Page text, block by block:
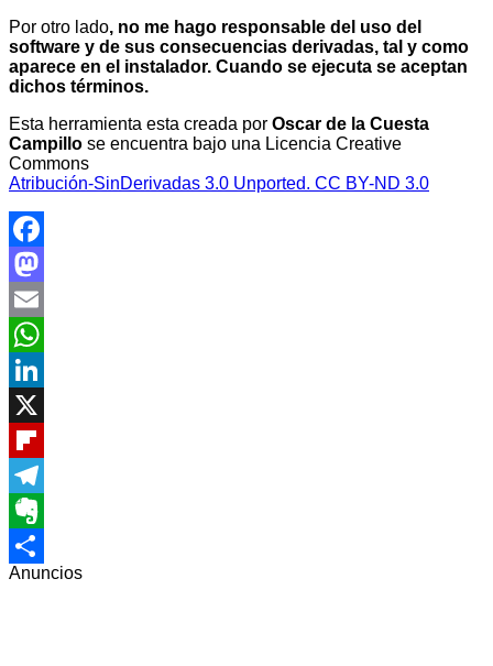
Por otro lado, no me hago responsable del uso del
software y de sus consecuencias derivadas, tal y como
aparece en el instalador. Cuando se ejecuta se aceptan
dichos términos.
Esta herramienta esta creada por Oscar de la Cuesta
Campillo se encuentra bajo una Licencia Creative
Commons
Atribución-SinDerivadas 3.0 Unported. CC BY-ND 3.0
Facebook
Mastodon
Email
WhatsApp
LinkedIn
Flipboard
Telegram
Evernote
Compartir
Anuncios